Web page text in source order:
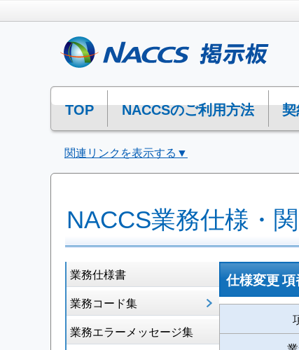
TOP NACCSのご利用方法
関連リンクを表示する▼
NACCS業務仕様・
業務仕様書
業務コード集
業務エラーメッセージ集
仕様変更